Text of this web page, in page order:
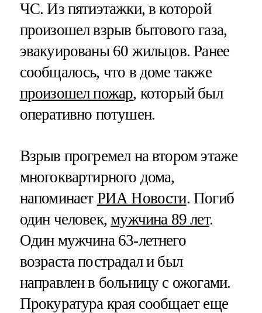
ЧС. Из пятиэтажки, в которой
произошел взрыв бытового газа,
эвакуированы 60 жильцов. Ранее
сообщалось, что в доме также
произошел пожар, который был
оперативно потушен.
Взрыв прогремел на втором этаже
многоквартирного дома,
напоминает РИА Новости. Погиб
один человек,мужчина 89 лет.
Один мужчина 63-летнего
возраста пострадал и был
направлен в больницу с ожогами.
Прокуратура края сообщает еще